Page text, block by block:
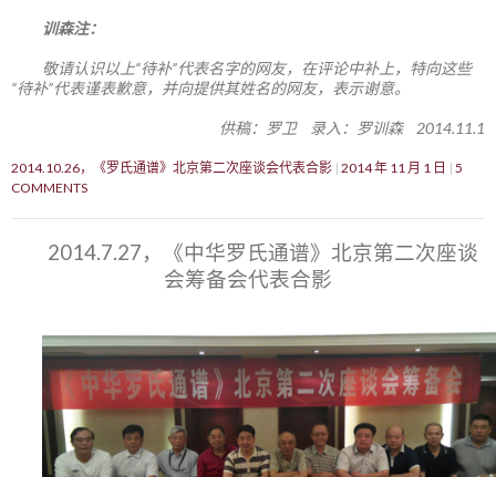
训森注：
敬请认识以上“待补”代表名字的网友，在评论中补上，特向这些
“待补”代表谨表歉意，并向提供其姓名的网友，表示谢意。
供稿：罗卫 录入：罗训森 2014.11.1
2014.10.26，《罗氏通谱》北京第二次座谈会代表合影 2014 年 11 月 1 日
5
COMMENTS
2014.7.27，《中华罗氏通谱》北京第二次座谈
会筹备会代表合影